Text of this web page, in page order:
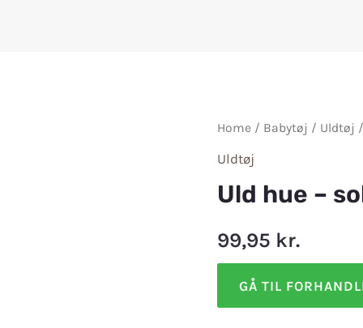
Home / Babytøj / Uldtøj
Uldtøj
Uld hue –
99,95 kr.
GÅ TIL